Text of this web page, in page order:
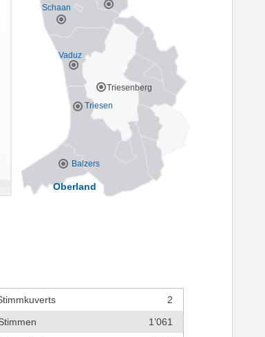
Vaduz
Balzers
Schaan
Triesen
Triesenberg
Oberland
2
1’061